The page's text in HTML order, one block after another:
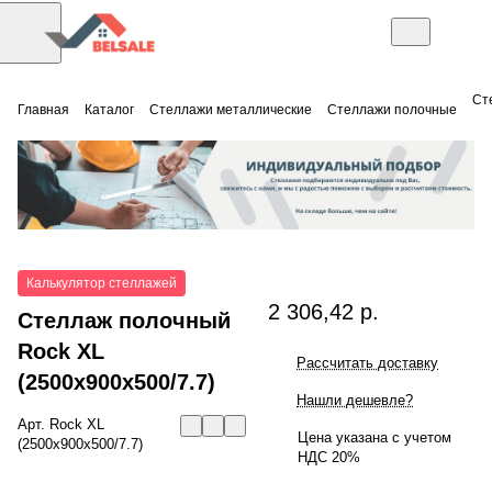
Главная Каталог Стеллажи металлические Стеллажи полочные
Калькулятор стеллажей
Стеллаж полочный
Rock XL
(2500x900x500/7.7)
Арт. Rock XL
(2500x900x500/7.7)
2 306,42 р.
Рассчитать доставку
Нашли дешевле?
Цена указана с учетом
НДС 20%